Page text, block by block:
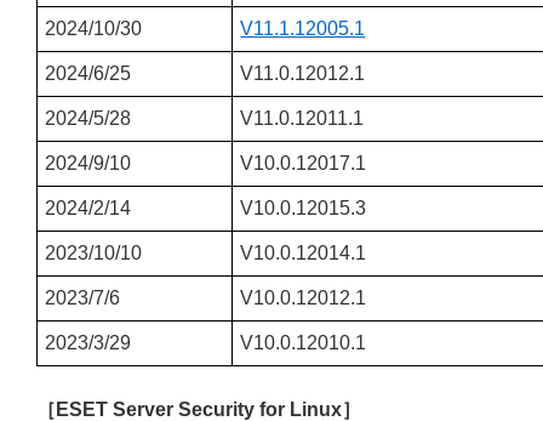
2024/10/30 V11.1.12005.1
2024/6/25 V11.0.12012.1
2024/5/28 V11.0.12011.1
2024/9/10 V10.0.12017.1
2024/2/14 V10.0.12015.3
2023/10/10 V10.0.12014.1
2023/7/6 V10.0.12012.1
2023/3/29 V10.0.12010.1
［ESET Server Security for Linux］